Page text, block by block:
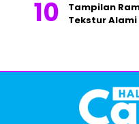
Tampilan
Tekstur